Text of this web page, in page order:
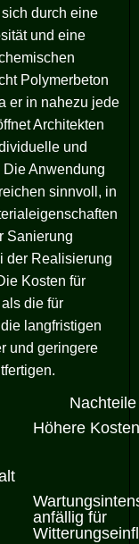
durch eine
und eine
Polymerbeton
er in nahezu jede
Architekten
und
Die Anwendung
sinnvoll, in
Sanierung
der Realisierung
Kosten für
die für
langfristigen
und geringere
Nachteile
Höhere Kosten
anfällig für